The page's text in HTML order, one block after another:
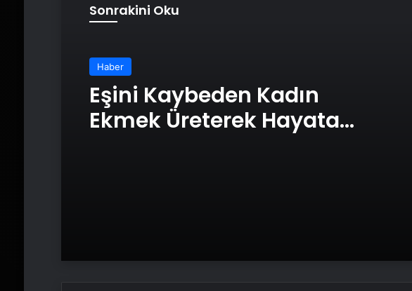
Sonrakini Oku
Haber
Eşini Kaybeden Kadın
Ekmek Üreterek Hayata